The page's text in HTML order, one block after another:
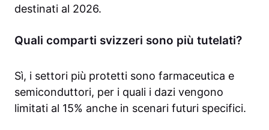
destinati al 2026.
Quali comparti svizzeri sono più tutelati?
Sì, i settori più protetti sono farmaceutica e
semiconduttori, per i quali i dazi vengono
limitati al 15% anche in scenari futuri specifici.